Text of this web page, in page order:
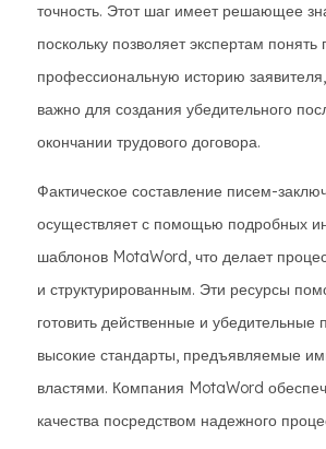
точность. Этот шаг имеет решающее
поскольку позволяет экспертам понять
профессиональную историю
важно для создания убедительного
окончании трудового договора.
Фактическое составление писем-
осуществляет с помощью подробных
шаблонов MotaWord, что делает
и структурированным. Эти ресурсы
готовить действенные и убедительные
высокие стандарты, предъявляемые
властями. Компания MotaWord
качества посредством надежного